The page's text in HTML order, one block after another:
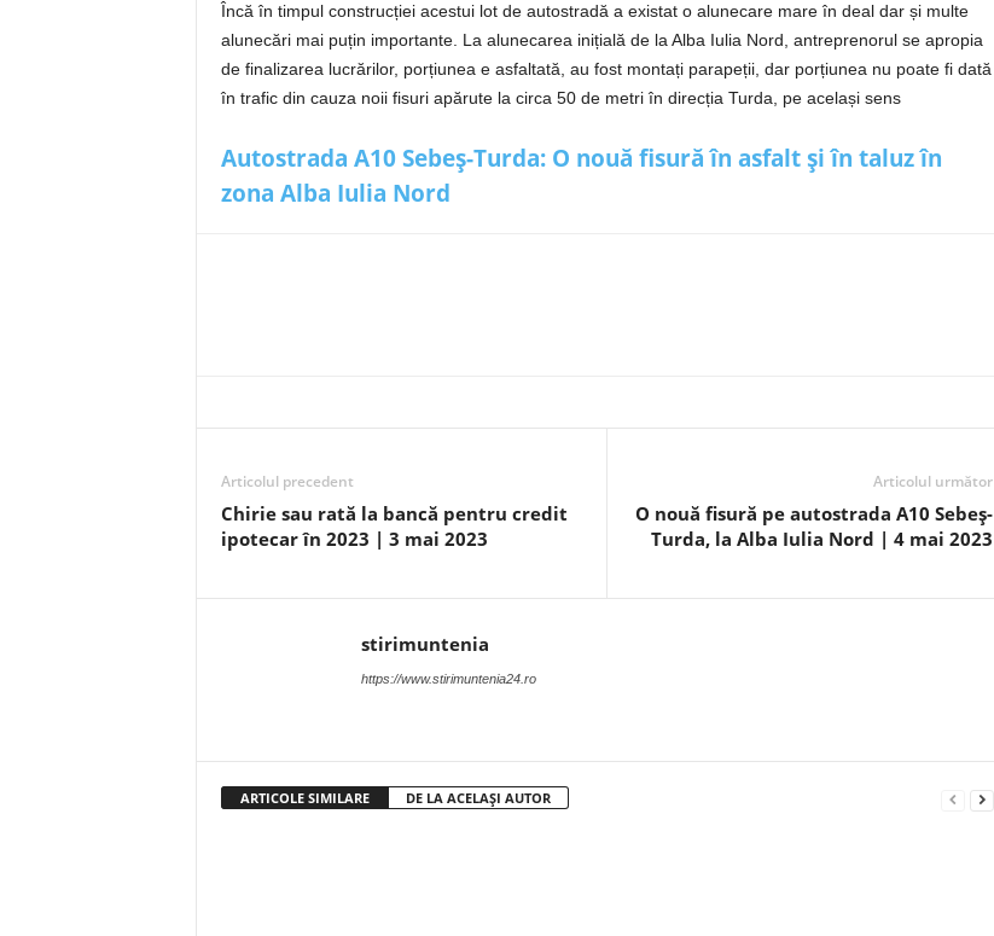
Încă în timpul construcției acestui lot de autostradă a existat o alunecare mare în deal dar și multe
alunecări mai puțin importante. La alunecarea inițială de la Alba Iulia Nord, antreprenorul se apropia
de finalizarea lucrărilor, porțiunea e asfaltată, au fost montați parapeții, dar porțiunea nu poate fi dată
în trafic din cauza noii fisuri apărute la circa 50 de metri în direcția Turda, pe același sens
Autostrada A10 Sebeș-Turda: O nouă fisură în asfalt și în taluz în
zona Alba Iulia Nord
Articolul precedent
Chirie sau rată la bancă pentru credit
ipotecar în 2023 | 3 mai 2023
Articolul următor
O nouă fisură pe autostrada A10 Sebeș-
Turda, la Alba Iulia Nord | 4 mai 2023
stirimuntenia
https://www.stirimuntenia24.ro
ARTICOLE SIMILARE DE LA ACELAȘI AUTOR